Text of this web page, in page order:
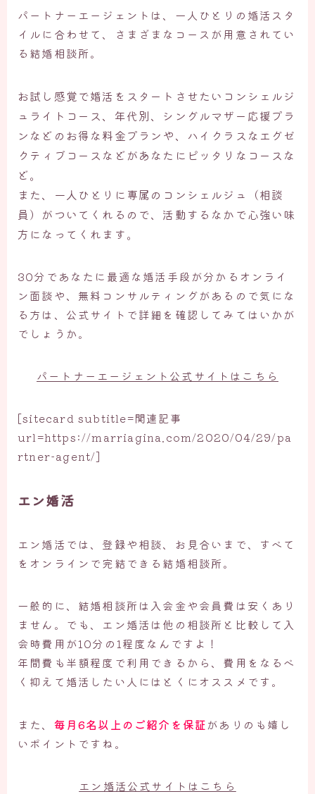
パートナーエージェントは、一人ひとりの婚活スタ
イルに合わせて、さまざまなコースが用意されてい
る結婚相談所。
お試し感覚で婚活をスタートさせたいコンシェルジ
ュライトコース、年代別、シングルマザー応援プラ
ンなどのお得な料金プランや、ハイクラスなエグゼ
クティブコースなどがあなたにピッタリなコースな
ど。
また、一人ひとりに専属のコンシェルジュ（相談
員）がついてくれるので、活動するなかで心強い味
方になってくれます。
30分であなたに最適な婚活手段が分かるオンライ
ン面談や、無料コンサルティングがあるので気にな
る方は、公式サイトで詳細を確認してみてはいかが
でしょうか。
パートナーエージェント公式サイトはこちら
[sitecard subtitle=関連記事
url=https://marriagina.com/2020/04/29/pa
rtner-agent/]
エン婚活
エン婚活では、登録や相談、お見合いまで、すべて
をオンラインで完結できる結婚相談所。
一般的に、結婚相談所は入会金や会員費は安くあり
ません。でも、エン婚活は他の相談所と比較して入
会時費用が10分の1程度なんですよ！
年間費も半額程度で利用できるから、費用をなるべ
く抑えて婚活したい人にはとくにオススメです。
また、 毎月6名以上のご紹介を保証がありのも嬉し
いポイントですね。
エン婚活公式サイトはこちら